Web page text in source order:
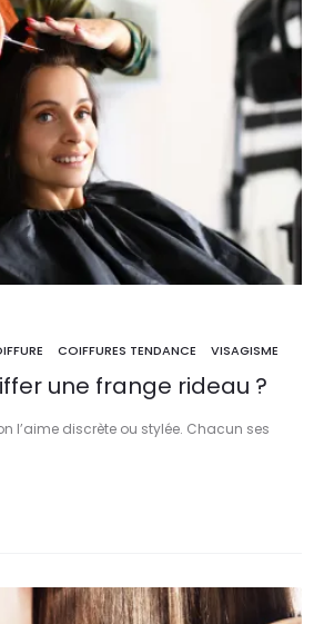
COIFFURES TENDANCE VISAGISME
une frange rideau ?
l’aime discrète ou stylée. Chacun ses